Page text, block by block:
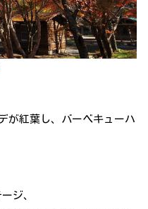
が紅葉し、バーベキューハ
ジ、